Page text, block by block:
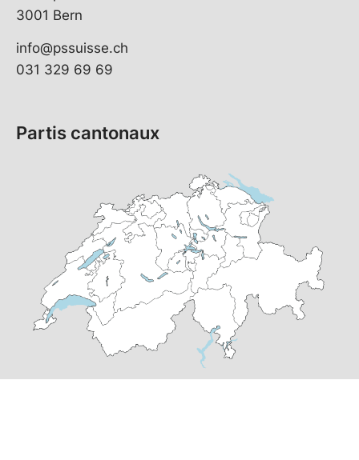
3001 Bern
info@pssuisse.ch
031 329 69 69
Partis cantonaux